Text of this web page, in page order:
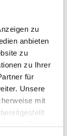
zu
anbieten
zu
zu Ihrer
für
Unsere
mit